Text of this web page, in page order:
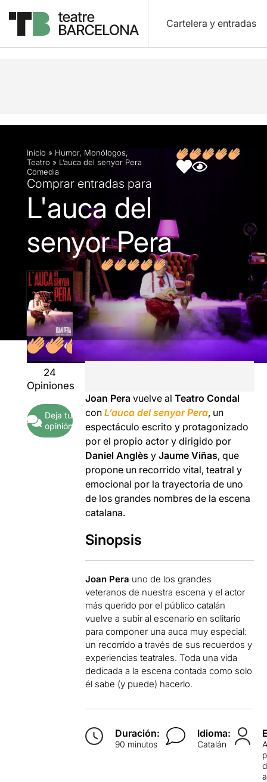
Cartelera y entradas
Descripción Ficha artística Fotos y vídeos
Inicio » Humor, Monólogos,
Teatro » L’auca del senyor Pera
Comedia
Comprar entradas para
L'auca del
senyor Pera
24
Opiniones
Deja tu
opinión
Joan Pera vuelve alTeatro Condal
conL’auca del senyor Pera, un
espectáculo escrito y protagonizado
por el propio actor y dirigido por
Daniel Anglès yJaume Viñas, que
propone un recorrido vital, teatral y
emocional por la trayectoria de uno
de los grandes nombres de la escena
catalana.
Sinopsis
Joan Pera uno de los grandes
veteranos de nuestra escena y el actor
más querido por el público catalán
vuelve a subir al escenario en solitario
para componer una auca muy especial:
un recorrido a través de sus recuerdos y
experiencias teatrales. Toda una vida
dedicada a la escena contada como solo
él sabe (y puede) hacerlo.
Duración:
90 minutos
Idioma:
Catalán